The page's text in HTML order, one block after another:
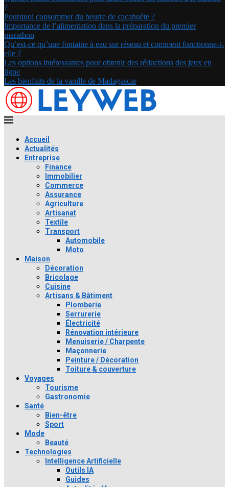
?
Pourquoi consommer du beurre de cacahuète ?
Importance de l’alimentation dans la préparation du premier
marathon
Qu’est-ce qu’une fontaine à eau sur réseau et comment fonctionne-t-
elle ?
Les options intéressantes pour obtenir des réductions des jeux en
ligne
Les bienfaits de la vanille de Madagascar
Accueil
Actualités
Entreprise
Finance
Immobilier
Commerce
Assurance
Agriculture
Artisanat
Textile
Transport
Automobile
Moto
Maison
Décoration
Bricolage
Cuisine
Artisans & Bâtiment
Plomberie
Serrurerie
Électricité
Rénovation intérieure
Menuiserie / Charpente
Maçonnerie
Peinture / Décoration
Toiture & couverture
Voyages
Tourisme
Gastronomie
Santé
Bien-être
Sport
Mode
Beauté
Technologies
Intelligence Artificielle
Outils IA
Guides